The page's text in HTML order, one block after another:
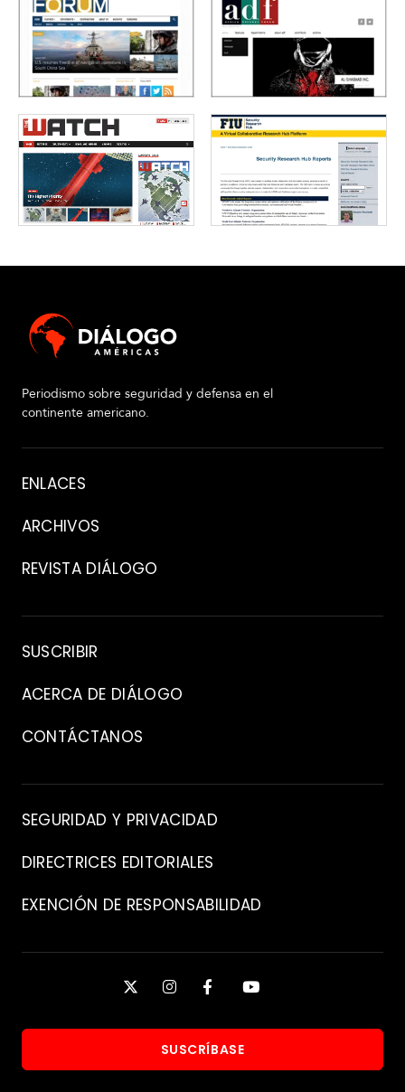
Periodismo sobre seguridad y defensa en el
continente americano.
Acerca
de
ENLACES
ARCHIVOS
REVISTA DIÁLOGO
Archivo
SUSCRIBIR
ACERCA DE DIÁLOGO
CONTÁCTANOS
Contacto
SEGURIDAD Y PRIVACIDAD
DIRECTRICES EDITORIALES
EXENCIÓN DE RESPONSABILIDAD
Manténgase
conectado
X INSTAGRAM
FACEBOOKYOUTUBE
SUSCRÍBASE